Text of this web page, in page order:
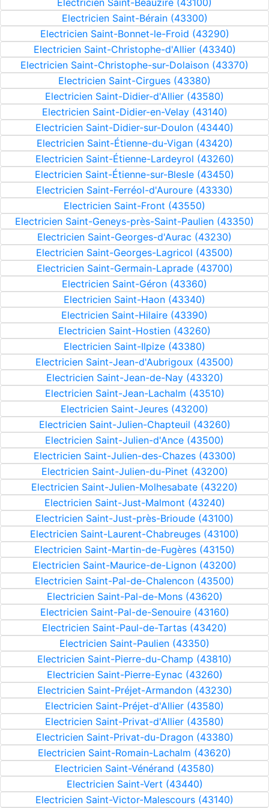
Electricien Saint-Beauzire (43100)
Electricien Saint-Bérain (43300)
Electricien Saint-Bonnet-le-Froid (43290)
Electricien Saint-Christophe-d'Allier (43340)
Electricien Saint-Christophe-sur-Dolaison (43370)
Electricien Saint-Cirgues (43380)
Electricien Saint-Didier-d'Allier (43580)
Electricien Saint-Didier-en-Velay (43140)
Electricien Saint-Didier-sur-Doulon (43440)
Electricien Saint-Étienne-du-Vigan (43420)
Electricien Saint-Étienne-Lardeyrol (43260)
Electricien Saint-Étienne-sur-Blesle (43450)
Electricien Saint-Ferréol-d'Auroure (43330)
Electricien Saint-Front (43550)
Electricien Saint-Geneys-près-Saint-Paulien (43350)
Electricien Saint-Georges-d'Aurac (43230)
Electricien Saint-Georges-Lagricol (43500)
Electricien Saint-Germain-Laprade (43700)
Electricien Saint-Géron (43360)
Electricien Saint-Haon (43340)
Electricien Saint-Hilaire (43390)
Electricien Saint-Hostien (43260)
Electricien Saint-Ilpize (43380)
Electricien Saint-Jean-d'Aubrigoux (43500)
Electricien Saint-Jean-de-Nay (43320)
Electricien Saint-Jean-Lachalm (43510)
Electricien Saint-Jeures (43200)
Electricien Saint-Julien-Chapteuil (43260)
Electricien Saint-Julien-d'Ance (43500)
Electricien Saint-Julien-des-Chazes (43300)
Electricien Saint-Julien-du-Pinet (43200)
Electricien Saint-Julien-Molhesabate (43220)
Electricien Saint-Just-Malmont (43240)
Electricien Saint-Just-près-Brioude (43100)
Electricien Saint-Laurent-Chabreuges (43100)
Electricien Saint-Martin-de-Fugères (43150)
Electricien Saint-Maurice-de-Lignon (43200)
Electricien Saint-Pal-de-Chalencon (43500)
Electricien Saint-Pal-de-Mons (43620)
Electricien Saint-Pal-de-Senouire (43160)
Electricien Saint-Paul-de-Tartas (43420)
Electricien Saint-Paulien (43350)
Electricien Saint-Pierre-du-Champ (43810)
Electricien Saint-Pierre-Eynac (43260)
Electricien Saint-Préjet-Armandon (43230)
Electricien Saint-Préjet-d'Allier (43580)
Electricien Saint-Privat-d'Allier (43580)
Electricien Saint-Privat-du-Dragon (43380)
Electricien Saint-Romain-Lachalm (43620)
Electricien Saint-Vénérand (43580)
Electricien Saint-Vert (43440)
Electricien Saint-Victor-Malescours (43140)